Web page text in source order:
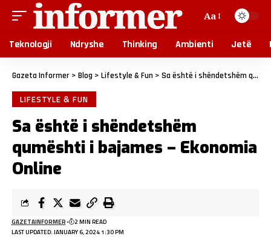
Aa
Teknologji Ndryshe Thinking Ambienti Jetë
Gazeta Informer > Blog > Lifestyle & Fun > Sa është i shëndetshëm qumështi i bajames – Ekonomia Online
LIFESTYLE & FUN
Sa është i shëndetshëm
qumështi i bajames – Ekonomia
Online
LAST UPDATED: JANUARY 6, 2024 1:30 PM
GAZETAINFORMER 2 MIN READ